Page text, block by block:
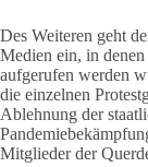
Des Weiteren geht
Medien ein, in
aufgerufen werden
die einzelnen
Ablehnung der
Pandemie
Mitglieder der